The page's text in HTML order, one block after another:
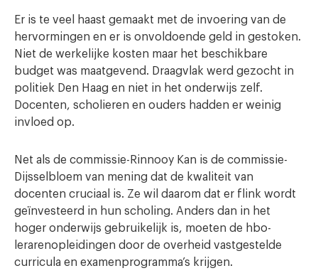
Er is te veel haast gemaakt met de invoering van de
hervormingen en er is onvoldoende geld in gestoken.
Niet de werkelijke kosten maar het beschikbare
budget was maatgevend. Draagvlak werd gezocht in
politiek Den Haag en niet in het onderwijs zelf.
Docenten, scholieren en ouders hadden er weinig
invloed op.
Net als de commissie-Rinnooy Kan is de commissie-
Dijsselbloem van mening dat de kwaliteit van
docenten cruciaal is. Ze wil daarom dat er flink wordt
geïnvesteerd in hun scholing. Anders dan in het
hoger onderwijs gebruikelijk is, moeten de hbo-
lerarenopleidingen door de overheid vastgestelde
curricula en examenprogramma’s krijgen.